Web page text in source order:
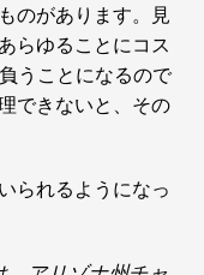
のがあります。見
らゆることにコス
うことになるので
できないと、その
られるようになっ